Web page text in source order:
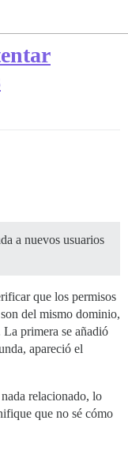
a nuevos usuarios
que los permisos
del mismo dominio,
primera se añadió
apareció el
relacionado, lo
que no sé cómo